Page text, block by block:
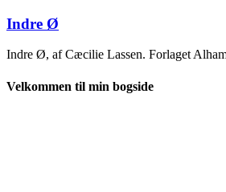
Indre Ø
Indre Ø, af Cæcilie Lassen. Forlaget
Velkommen til min bogside